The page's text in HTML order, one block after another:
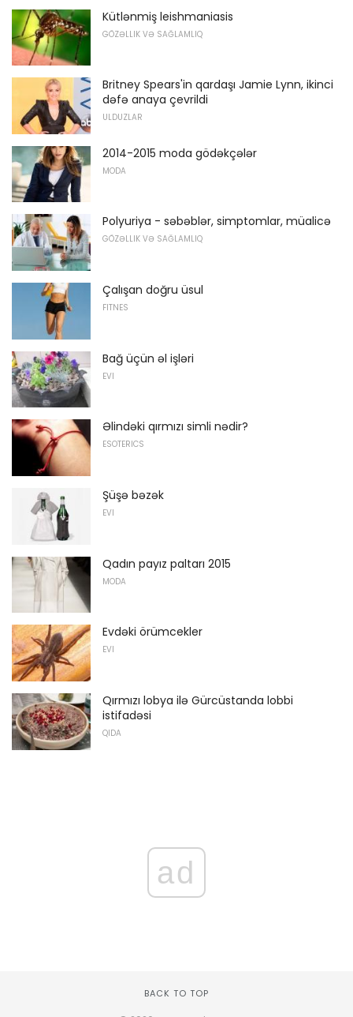
Kütlənmiş leishmaniasis
GÖZƏLLIK VƏ SAĞLAMLIQ
Britney Spears'in qardaşı Jamie Lynn, ikinci
dəfə anaya çevrildi
ULDUZLAR
2014-2015 moda gödəkçələr
MODA
Polyuriya - səbəblər, simptomlar, müalicə
GÖZƏLLIK VƏ SAĞLAMLIQ
Çalışan doğru üsul
FITNES
Bağ üçün əl işləri
EVI
Əlindəki qırmızı simli nədir?
ESOTERICS
Şüşə bəzək
EVI
Qadın payız paltarı 2015
MODA
Evdəki örümcekler
EVI
Qırmızı lobya ilə Gürcüstanda lobbi
istifadəsi
QIDA
ad
BACK TO TOP